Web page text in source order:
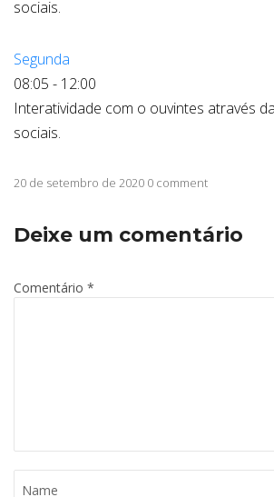
sociais.
Segunda
08:05 - 12:00
Interatividade com o ouvintes através
sociais.
20 de setembro de 2020 0 comment
Deixe um comentário
Comentário *